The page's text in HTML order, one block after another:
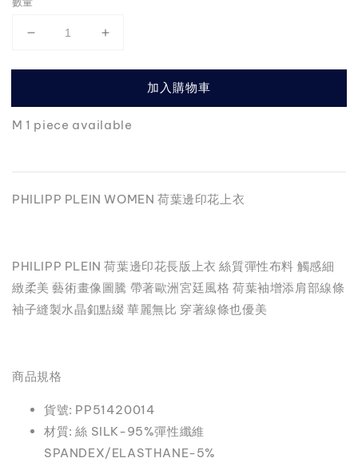
加入購物車
M 1 piece available
PHILIPP PLEIN WOMEN 荷葉邊印花上衣
PHILIPP PLEIN 荷葉邊印花長版上衣 絲質彈性布料 觸感細
緻柔美 藝術畫像圖騰 帶著歐洲宮廷風格 荷葉袖增添肩部線條
袖子縫製水晶釦點綴 華麗無比 穿著線條也優美
商品規格
貨號: PP51420014
材質: 絲 SILK-95%彈性纖維
SPANDEX/ELASTHANE-5%